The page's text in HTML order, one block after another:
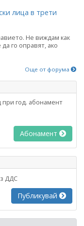
лица в трети
Не виждам как
го оправят, ако
Още от форума
год. абонамент
Абонамент
ДДС
Публикувай